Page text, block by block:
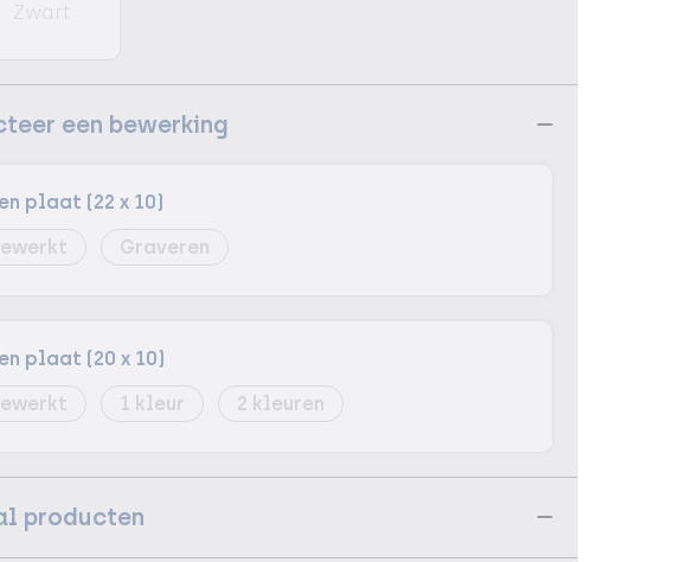
Zwart
een bewerking
plaat (22 x 10)
Graveren
plaat (20 x 10)
1 2
producten